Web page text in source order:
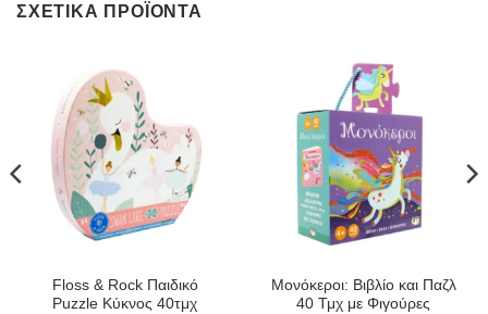
ΣΧΕΤΙΚΆ ΠΡΟΪΌΝΤΑ
Floss & Rock Παιδικό
Puzzle Κύκνος 40τμχ
Μονόκεροι: Βιβλίο και Παζλ
40 Τμχ με Φιγούρες